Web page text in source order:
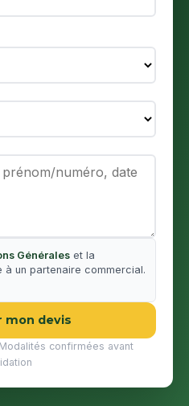
Générales et la
à un partenaire commercial.
mon devis
confirmées avant